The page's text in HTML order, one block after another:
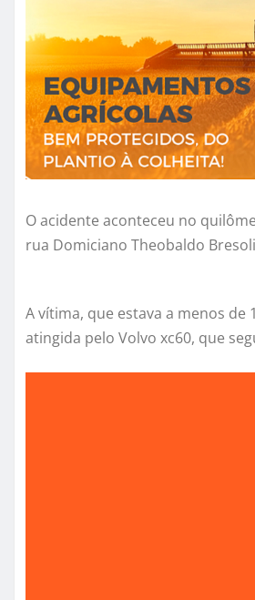
O acidente aconteceu no
rua Domiciano Theobaldo
A vítima, que estava a menos
atingida pelo Volvo xc60, que